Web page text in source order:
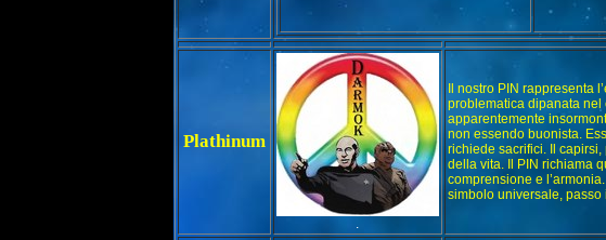
Plathinum
.
Il nostro PIN rappresenta
problematica dipanata
apparentemente
non essendo buonista.
richiede sacrifici. Il
della vita. Il PIN richiama
comprensione e
simbolo universale,